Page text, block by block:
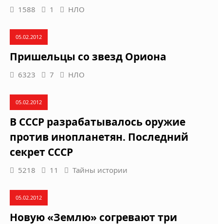
1588 1 НЛО
05.02.2012
Пришельцы со звезд Ориона
6323 7 НЛО
05.02.2012
В СССР разрабатывалось оружие
против инопланетян. Последний
секрет СССР
5218 11 Тайны истории
05.02.2012
Новую «Землю» согревают три